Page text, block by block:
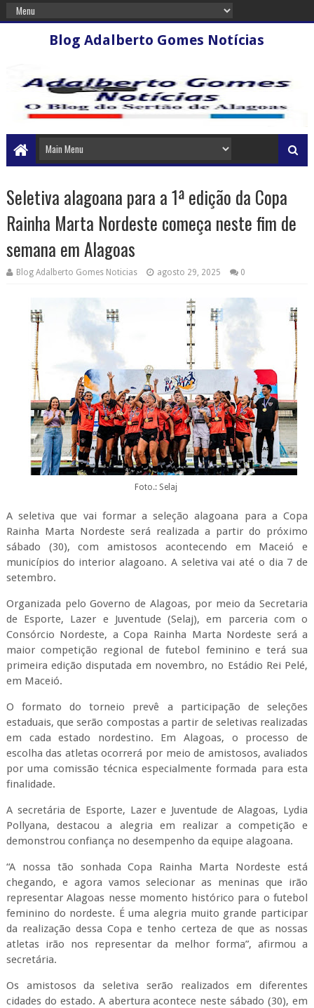
Blog Adalberto Gomes Notícias
Seletiva alagoana para a 1ª edição da Copa
Rainha Marta Nordeste começa neste fim de
semana em Alagoas
Blog Adalberto Gomes Noticias agosto 29, 2025 0
Foto.: Selaj
A seletiva que vai formar a seleção alagoana para a Copa
Rainha Marta Nordeste será realizada a partir do próximo
sábado (30), com amistosos acontecendo em Maceió e
municípios do interior alagoano. A seletiva vai até o dia 7 de
setembro.
Organizada pelo Governo de Alagoas, por meio da Secretaria
de Esporte, Lazer e Juventude (Selaj), em parceria com o
Consórcio Nordeste, a Copa Rainha Marta Nordeste será a
maior competição regional de futebol feminino e terá sua
primeira edição disputada em novembro, no Estádio Rei Pelé,
em Maceió.
O formato do torneio prevê a participação de seleções
estaduais, que serão compostas a partir de seletivas realizadas
em cada estado nordestino. Em Alagoas, o processo de
escolha das atletas ocorrerá por meio de amistosos, avaliados
por uma comissão técnica especialmente formada para esta
finalidade.
A secretária de Esporte, Lazer e Juventude de Alagoas, Lydia
Pollyana, destacou a alegria em realizar a competição e
demonstrou confiança no desempenho da equipe alagoana.
“A nossa tão sonhada Copa Rainha Marta Nordeste está
chegando, e agora vamos selecionar as meninas que irão
representar Alagoas nesse momento histórico para o futebol
feminino do nordeste. É uma alegria muito grande participar
da realização dessa Copa e tenho certeza de que as nossas
atletas irão nos representar da melhor forma”, afirmou a
secretária.
Os amistosos da seletiva serão realizados em diferentes
cidades do estado. A abertura acontece neste sábado (30), em